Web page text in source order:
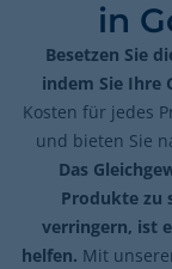
in
Besetzen Sie
indem Sie Ihre
Kosten für jedes
und bieten Sie
Das
Produkte zu
verringern, ist
helfen. Mit